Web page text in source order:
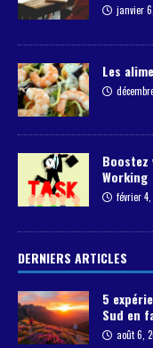
janvier
Les
Working
février 4,
DERNIERS ARTICLES
5
Sud en
août 6,